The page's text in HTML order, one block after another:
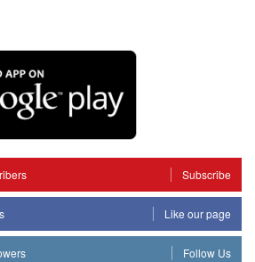
Subscribe
Like our page
Follow Us